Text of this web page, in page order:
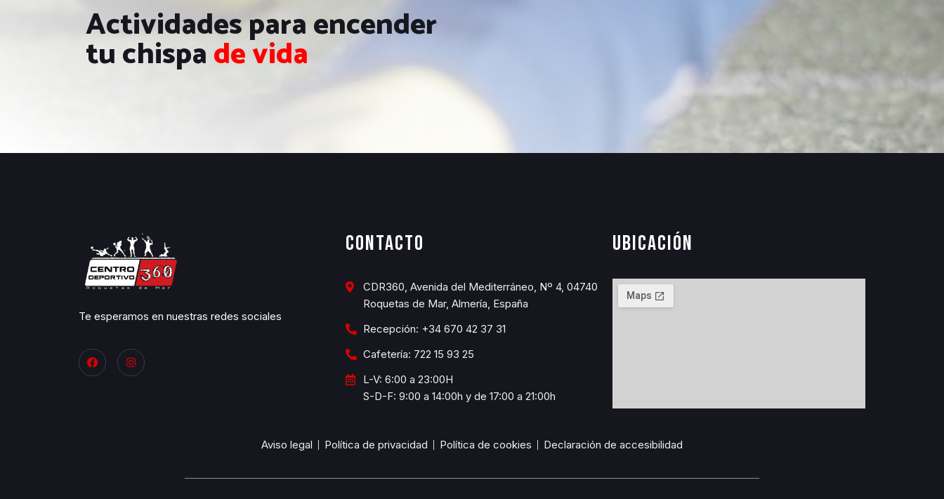
Actividades para encender
tu chispade vida
Te esperamos en nuestras redes sociales
Contacto
CDR360, Avenida del Mediterráneo, Nº 4, 04740
Roquetas de Mar, Almería, España
Recepción: +34 670 42 37 31
Cafetería: 722 15 93 25
L-V: 6:00 a 23:00H
S-D-F: 9:00 a 14:00h y de 17:00 a 21:00h
Ubicación
Aviso legal Política de privacidad Política de cookies Declaración de accesibilidad